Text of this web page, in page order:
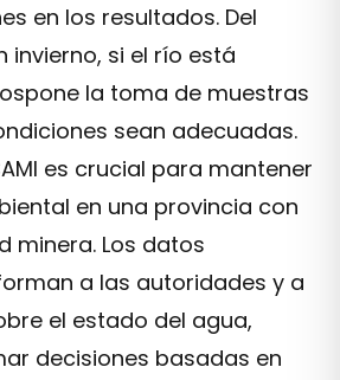
en los resultados. Del
invierno, si el río está
la toma de muestras
sean adecuadas.
es crucial para mantener
en una provincia con
minera. Los datos
a las autoridades y a
el estado del agua,
decisiones basadas en